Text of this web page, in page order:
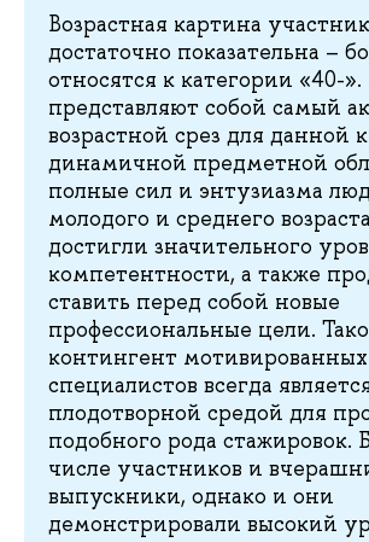
Возрастная картина
достаточно показательна –
относятся к категории «40-
представляют собой самый
возрастной срез для данной
динамичной предметной
полные сил и энтузиазма
молодого и среднего
достигли значительного
компетентности, а также
ставить перед собой новые
профессиональные цели.
контингент мотивированных
специалистов всегда
плодотворной средой для
подобного рода стажировок.
числе участников и
выпускники, однако и они
демонстрировали высокий